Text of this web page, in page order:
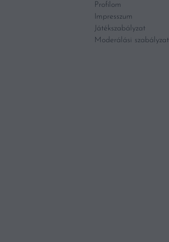
Profilom
Impresszum
Játékszabályzat
Moderálási szabályzat